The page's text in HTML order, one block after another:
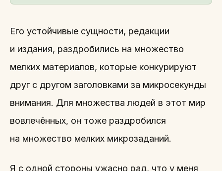
Его устойчивые сущности, редакции
и издания, раздробились на множество
мелких материалов, которые конкурируют
друг с другом заголовками за микросекунды
внимания. Для множества людей в этот мир
вовлечённых, он тоже раздробился
на множество мелких микрозаданий.
Я с одной стороны ужасно рад, что у меня